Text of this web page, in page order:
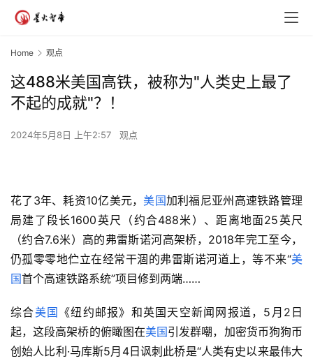
Home 观点
这488米美国高铁，被称为"人类史上最了
不起的成就"？！
2024年5月8日 上午2:57 观点
花了3年、耗资10亿美元，美国加利福尼亚州高速铁路管理
局建了段长1600英尺（约合488米）、距离地面25英尺
（约合7.6米）高的弗雷斯诺河高架桥，2018年完工至今，
仍孤零零地伫立在经常干涸的弗雷斯诺河道上，等不来“美
国首个高速铁路系统”项目修到两端……
综合美国 《纽约邮报》和英国天空新闻网报道，5月2日
起，这段高架桥的俯瞰图在美国引发群嘲，加密货币狗狗币
创始人比利·马库斯5月4日讽刺此桥是“人类有史以来最伟大